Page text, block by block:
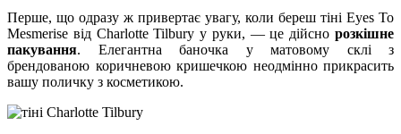
Перше, що одразу ж привертає увагу, коли береш тіні Eyes To
Mesmerise від Charlotte Tilbury у руки, — це дійсно розкішне
пакування. Елегантна баночка у матовому склі з
брендованою коричневою кришечкою неодмінно прикрасить
вашу поличку з косметикою.